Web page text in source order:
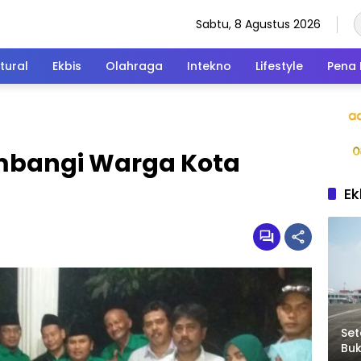
Sabtu, 8 Agustus 2026
Ekbis Olahraga Intekno Lifestyle Pena
Warga Kota